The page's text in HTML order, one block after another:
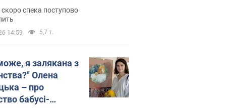
погоди
скоро спека поступово
14:59 5,7 т.
я залякана з
Олена
– про
бабусі-